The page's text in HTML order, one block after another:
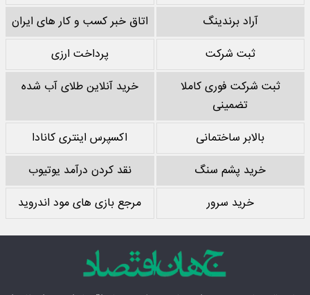
آراد برندینگ
اتاق خبر کسب و کار های ایران
ثبت شرکت
پرداخت ارزی
ثبت شرکت فوری کاملا
تضمینی
خرید آنلاین طلای آب شده
بالابر ساختمانی
اکسپرس اینتری کانادا
خرید پشم سنگ
نقد کردن درآمد یوتیوب
خرید سرور
مرجع بازی های مود اندروید